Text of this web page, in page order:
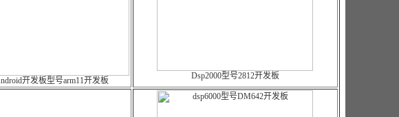
开发板型号arm11开发板 Dsp2000型号2812开发板